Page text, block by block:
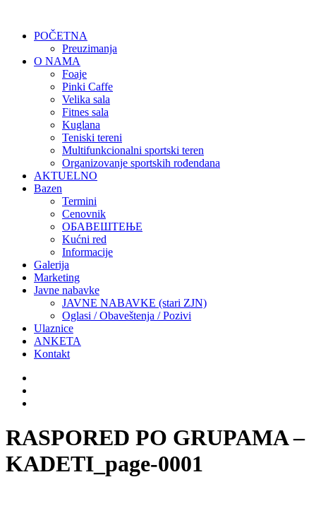
POČETNA
Preuzimanja
O NAMA
Foaje
Pinki Caffe
Velika sala
Fitnes sala
Kuglana
Teniski tereni
Multifunkcionalni sportski teren
Organizovanje sportskih rođendana
AKTUELNO
Bazen
Termini
Cenovnik
ОБАВЕШТЕЊЕ
Kućni red
Informacije
Galerija
Marketing
Javne nabavke
JAVNE NABAVKE (stari ZJN)
Oglasi / Obaveštenja / Pozivi
Ulaznice
ANKETA
Kontakt
RASPORED PO GRUPAMA –
KADETI_page-0001